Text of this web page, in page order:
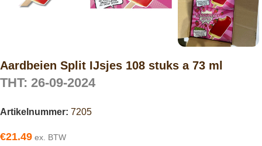
Aardbeien Split IJsjes 108 stuks a 73 ml
THT: 26-09-2024
Artikelnummer: 7205
€21.49 ex. BTW